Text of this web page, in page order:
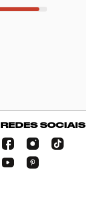
REDES SOCIAIS